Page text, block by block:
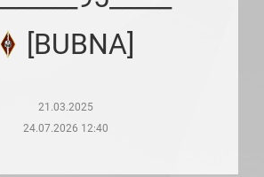
[BUBNA]
21.03.2025
24.07.2026 12:40